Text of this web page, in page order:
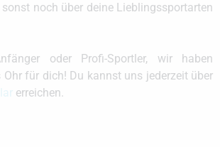
noch über deine Lieblingssportarten
oder Profi-Sportler, wir haben
für dich! Du kannst uns jederzeit über
erreichen.